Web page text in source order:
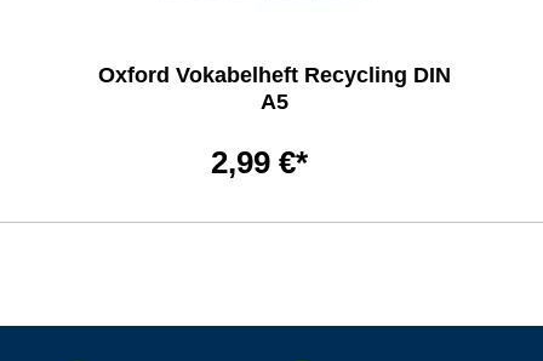
Oxford Vokabelheft Recycling DIN
A5
2,99 €*